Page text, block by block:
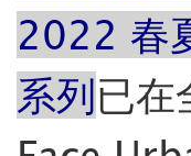
2022 春
系列已